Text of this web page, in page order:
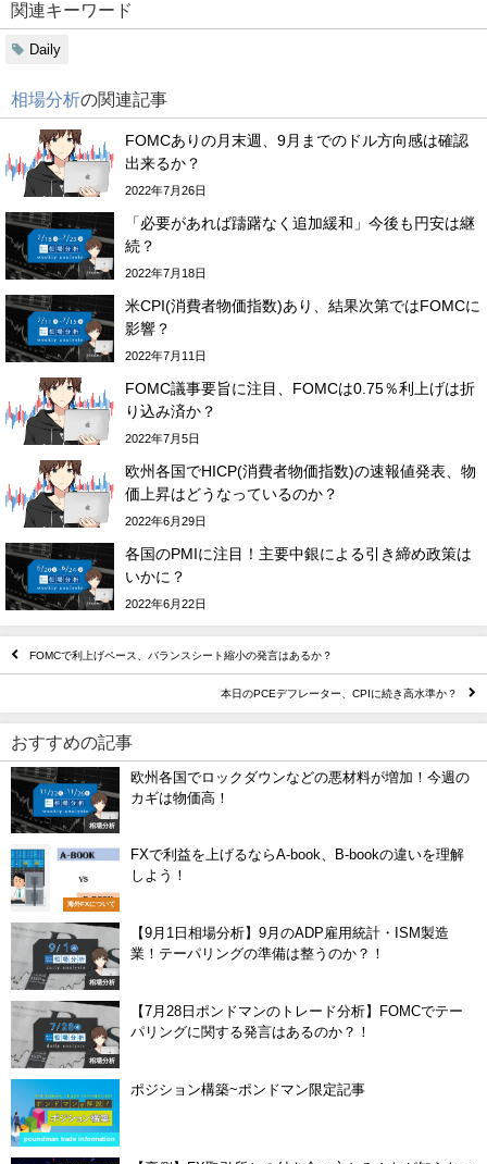
関連キーワード
Daily
相場分析の関連記事
FOMCありの月末週、9月までのドル方向感は確認
出来るか？
2022年7月26日
「必要があれば躊躇なく追加緩和」今後も円安は継
続？
2022年7月18日
米CPI(消費者物価指数)あり、結果次第ではFOMCに
影響？
2022年7月11日
FOMC議事要旨に注目、FOMCは0.75％利上げは折
り込み済か？
2022年7月5日
欧州各国でHICP(消費者物価指数)の速報値発表、物
価上昇はどうなっているのか？
2022年6月29日
各国のPMIに注目！主要中銀による引き締め政策は
いかに？
2022年6月22日
FOMCで利上げペース、バランスシート縮小の発言はあるか？
本日のPCEデフレーター、CPIに続き高水準か？
おすすめの記事
相場分析
欧州各国でロックダウンなどの悪材料が増加！今週の
カギは物価高！
海外FXについて
FXで利益を上げるならA-book、B-bookの違いを理解
しよう！
相場分析
【9月1日相場分析】9月のADP雇用統計・ISM製造
業！テーパリングの準備は整うのか？！
相場分析
【7月28日ポンドマンのトレード分析】FOMCでテー
パリングに関する発言はあるのか？！
poundman trade information
ポジション構築~ポンドマン限定記事